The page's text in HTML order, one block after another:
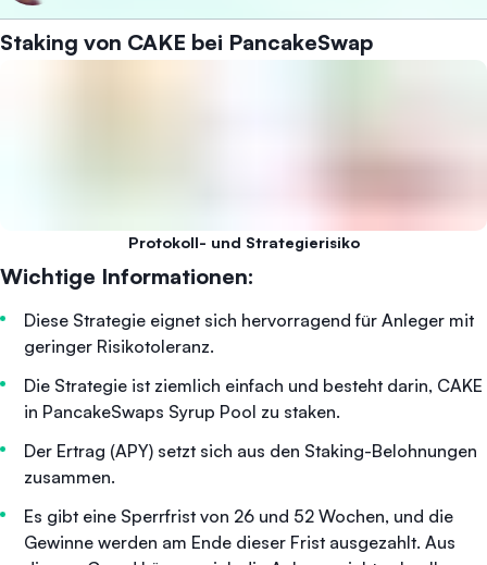
Staking von CAKE bei PancakeSwap
Protokoll- und Strategierisiko
Wichtige Informationen:
Diese Strategie eignet sich hervorragend für Anleger mit
geringer Risikotoleranz.
Die Strategie ist ziemlich einfach und besteht darin, CAKE
in PancakeSwaps Syrup Pool zu staken.
Der Ertrag (APY) setzt sich aus den Staking-Belohnungen
zusammen.
Es gibt eine Sperrfrist von 26 und 52 Wochen, und die
Gewinne werden am Ende dieser Frist ausgezahlt. Aus